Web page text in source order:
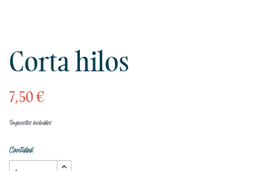
Corta hilos
7,50 €
Impuestos incluidos
Cantidad